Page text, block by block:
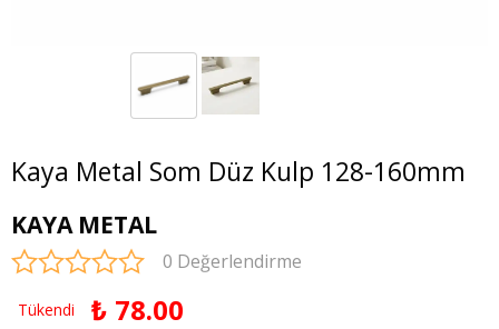
Kaya Metal Som Düz Kulp 128-160mm
KAYA METAL
0 Değerlendirme
Tükendi ₺ 78.00